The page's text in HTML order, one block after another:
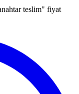
teslim" fiyat